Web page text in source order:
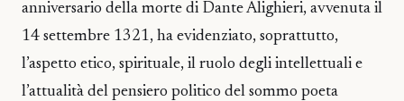
anniversario della morte di Dante Alighieri, avvenuta il
14 settembre 1321, ha evidenziato, soprattutto,
l’aspetto etico, spirituale, il ruolo degli intellettuali e
l’attualità del pensiero politico del sommo poeta